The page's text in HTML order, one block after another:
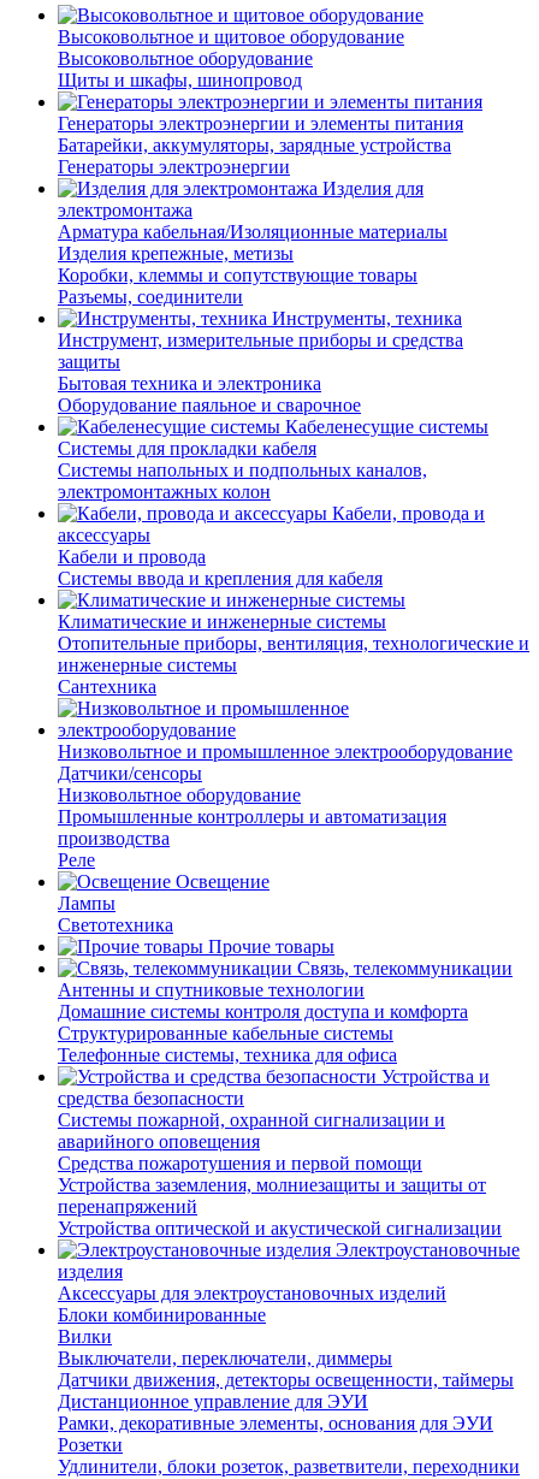
Высоковольтное и щитовое оборудование
Высоковольтное оборудование
Щиты и шкафы, шинопровод
Генераторы электроэнергии и элементы питания
Батарейки, аккумуляторы, зарядные устройства
Генераторы электроэнергии
Изделия для
электромонтажа
Арматура кабельная/Изоляционные материалы
Изделия крепежные, метизы
Коробки, клеммы и сопутствующие товары
Разъемы, соединители
Инструменты, техника
Инструмент, измерительные приборы и средства
защиты
Бытовая техника и электроника
Оборудование паяльное и сварочное
Кабеленесущие системы
Системы для прокладки кабеля
Системы напольных и подпольных каналов,
электромонтажных колон
Кабели, провода и
аксессуары
Кабели и провода
Системы ввода и крепления для кабеля
Климатические и инженерные системы
Отопительные приборы, вентиляция, технологические и
инженерные системы
Сантехника
Низковольтное и промышленное электрооборудование
Датчики/сенсоры
Низковольтное оборудование
Промышленные контроллеры и автоматизация
производства
Реле
Освещение
Лампы
Светотехника
Прочие товары
Связь, телекоммуникации
Антенны и спутниковые технологии
Домашние системы контроля доступа и комфорта
Структурированные кабельные системы
Телефонные системы, техника для офиса
Устройства и
средства безопасности
Системы пожарной, охранной сигнализации и
аварийного оповещения
Средства пожаротушения и первой помощи
Устройства заземления, молниезащиты и защиты от
перенапряжений
Устройства оптической и акустической сигнализации
Электроустановочные
изделия
Аксессуары для электроустановочных изделий
Блоки комбинированные
Вилки
Выключатели, переключатели, диммеры
Датчики движения, детекторы освещенности, таймеры
Дистанционное управление для ЭУИ
Рамки, декоративные элементы, основания для ЭУИ
Розетки
Удлинители, блоки розеток, разветвители, переходники